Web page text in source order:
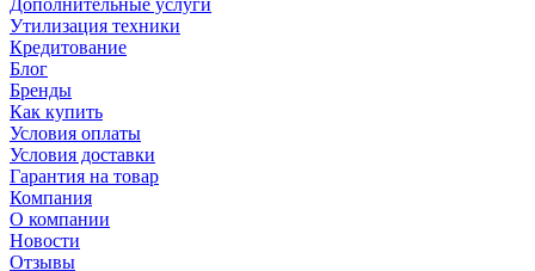
Дополнительные услуги
Утилизация техники
Кредитование
Блог
Бренды
Как купить
Условия оплаты
Условия доставки
Гарантия на товар
Компания
О компании
Новости
Отзывы